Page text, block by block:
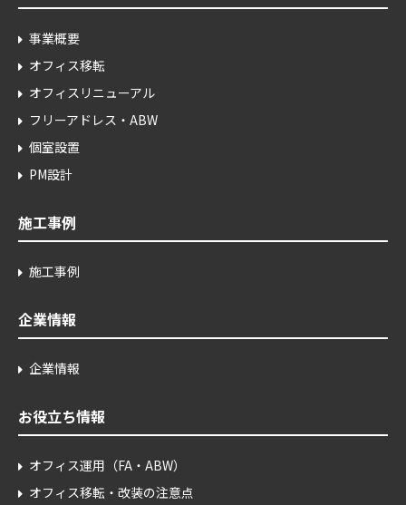
事業概要
オフィス移転
オフィスリニューアル
フリーアドレス・ABW
個室設置
PM設計
施工事例
施工事例
企業情報
企業情報
お役立ち情報
オフィス運用（FA・ABW）
オフィス移転・改装の注意点